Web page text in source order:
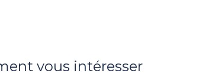
vous intéresser